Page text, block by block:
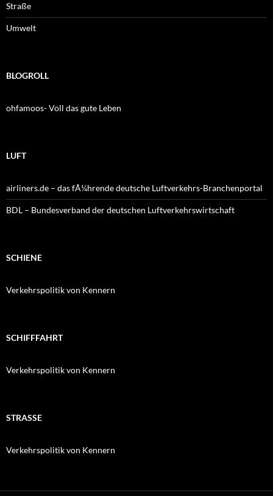
Straße
Umwelt
BLOGROLL
ohfamoos- Voll das gute Leben
LUFT
airliners.de – das fÃ¼hrende deutsche Luftverkehrs-Branchenportal
BDL – Bundesverband der deutschen Luftverkehrswirtschaft
SCHIENE
Verkehrspolitik von Kennern
SCHIFFFAHRT
Verkehrspolitik von Kennern
STRASSE
Verkehrspolitik von Kennern